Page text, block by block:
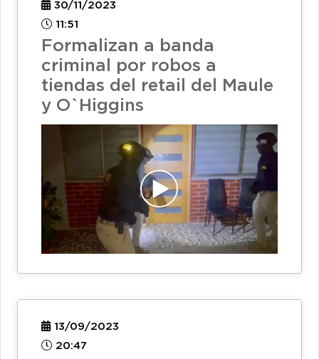
30/11/2023
11:51
Formalizan a banda
criminal por robos a
tiendas del retail del Maule
y O`Higgins
13/09/2023
20:47